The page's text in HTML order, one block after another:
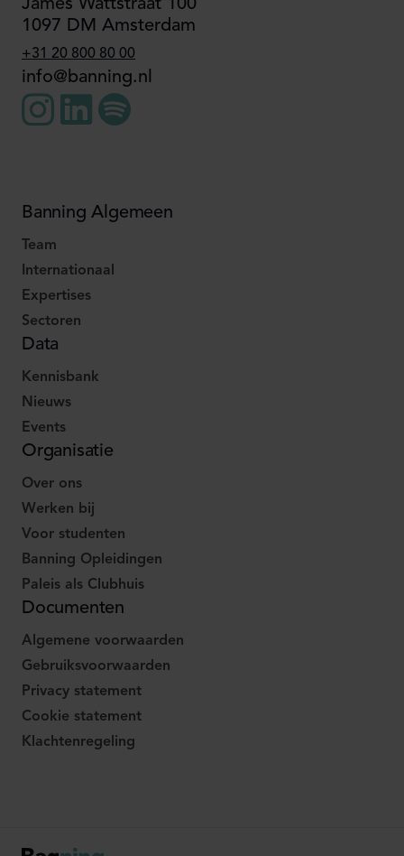
James Wattstraat 100
1097 DM Amsterdam
+31 20 800 80 00
info@banning.nl
Banning Algemeen
Team
Internationaal
Expertises
Sectoren
Data
Kennisbank
Nieuws
Events
Organisatie
Over ons
Werken bij
Voor studenten
Banning Opleidingen
Paleis als Clubhuis
Documenten
Algemene voorwaarden
Gebruiksvoorwaarden
Privacy statement
Cookie statement
Klachtenregeling